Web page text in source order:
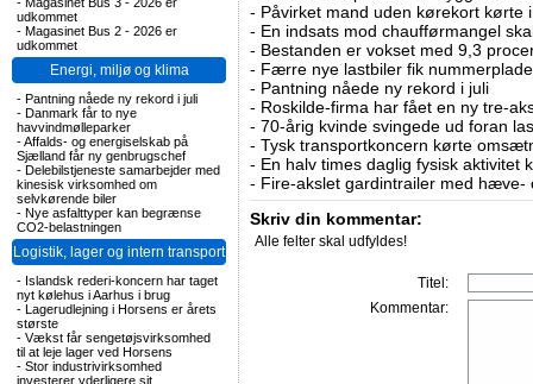
udkommet
- Magasinet Bus 2 - 2026 er
udkommet
Energi, miljø og klima
- Pantning nåede ny rekord i juli
- Danmark får to nye
havvindmølleparker
-Affalds- og energiselskab på
Sjælland får ny genbrugschef
- Delebilstjeneste samarbejder med
kinesisk virksomhed om
selvkørende biler
- Nye asfalttyper kan begrænse
CO2-belastningen
Logistik, lager og intern transport
- Islandsk rederi-koncern har taget
nyt kølehus i Aarhus i brug
- Lagerudlejning i Horsens er årets
største
- Vækst får sengetøjsvirksomhed
til at leje lager ved Horsens
- Stor industrivirksomhed
investerer yderligere sit
- Påvirket mand uden kørekort kørte
- En indsats mod chaufførmangel
- Bestanden er vokset med 9,3
- Færre nye lastbiler fik
- Pantning nåede ny rekord i juli
- Roskilde-firma har fået en ny tre-
- 70-årig kvinde svingede ud foran
- Tysk transportkoncern kørte
- En halv times daglig fysisk aktivitet
- Fire-akslet gardintrailer med hæve-
Skriv din kommentar:
Alle felter skal udfyldes!
Titel:
Kommentar: